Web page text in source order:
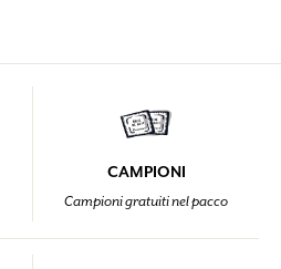
CAMPIONI
Campioni gratuiti nel pacco